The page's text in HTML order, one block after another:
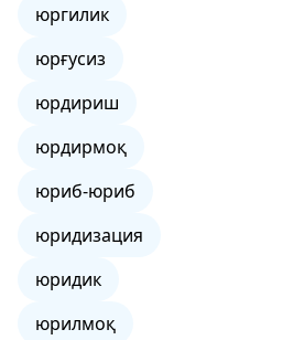
юргилик
юрғусиз
юрдириш
юрдирмоқ
юриб-юриб
юридизация
юридик
юрилмоқ